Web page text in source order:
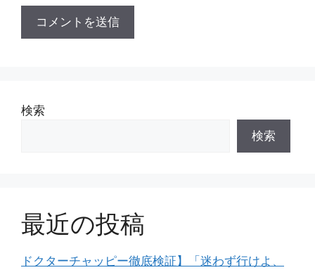
検索
検索
最近の投稿
ドクターチャッピー徹底検証】「迷わず行けよ、